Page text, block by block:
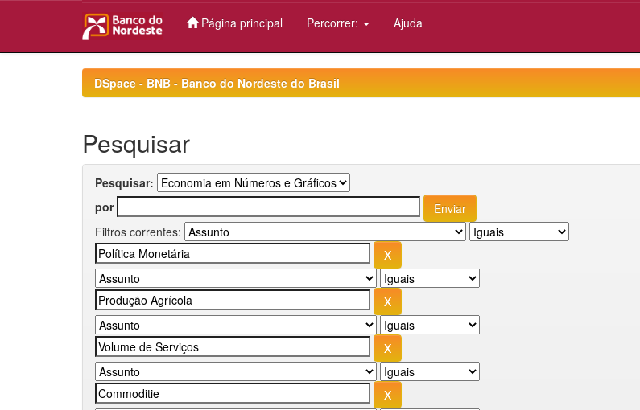
Página principal Percorrer: Ajuda
DSpace - BNB - Banco do Nordeste do Brasil
Pesquisar
Pesquisar:
por
Filtros correntes: